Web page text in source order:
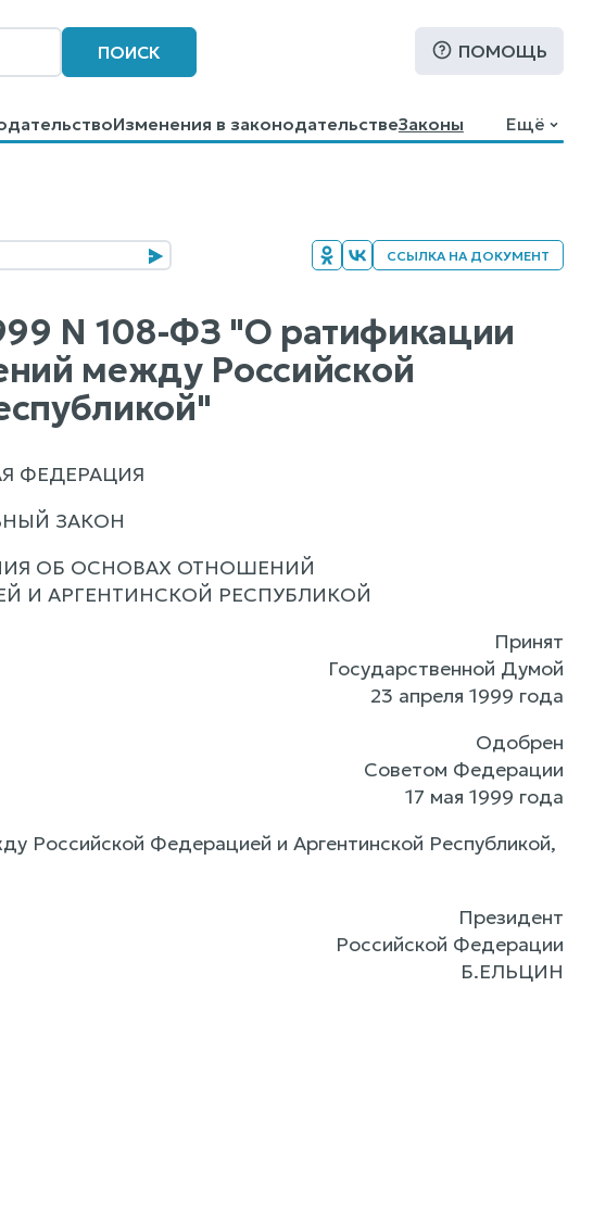
ПОИСК ПОМОЩЬ
Изменения в законодательствеЗаконы
Ещё
ССЫЛКА НА ДОКУМЕНТ
N 108-ФЗ "О ратификации
между Российской
ФЕДЕРАЦИЯ
ЗАКОН
ОБ ОСНОВАХ ОТНОШЕНИЙ
И АРГЕНТИНСКОЙ РЕСПУБЛИКОЙ
Принят
Государственной Думой
23 апреля 1999 года
Одобрен
Советом Федерации
17 мая 1999 года
Российской Федерацией и Аргентинской Республикой,
Президент
Российской Федерации
Б.ЕЛЬЦИН